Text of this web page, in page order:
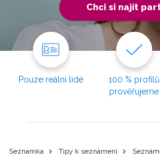
Chci si najít
Pouze reální lidé
100 % profilů
prověřujeme
Seznamka Tipy k seznámení